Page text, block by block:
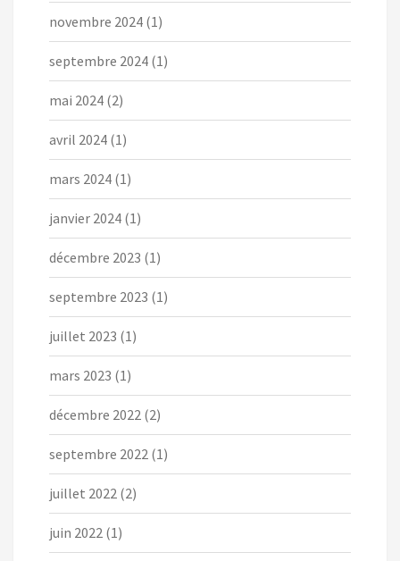
novembre 2024 (1)
septembre 2024 (1)
mai 2024 (2)
avril 2024 (1)
mars 2024 (1)
janvier 2024 (1)
décembre 2023 (1)
septembre 2023 (1)
juillet 2023 (1)
mars 2023 (1)
décembre 2022 (2)
septembre 2022 (1)
juillet 2022 (2)
juin 2022 (1)